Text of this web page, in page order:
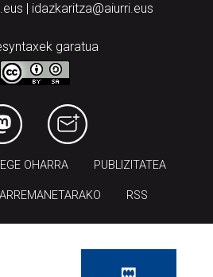
| idazkaritza@aiurri.eus
garatua
OHARRA PUBLIZITATEA
RSS